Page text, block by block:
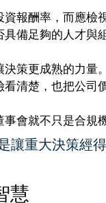
報酬率，而應檢
備足夠的人才與
策更成熟的力量
清楚，也把公司
會就不只是合規
讓重大決策經
慧